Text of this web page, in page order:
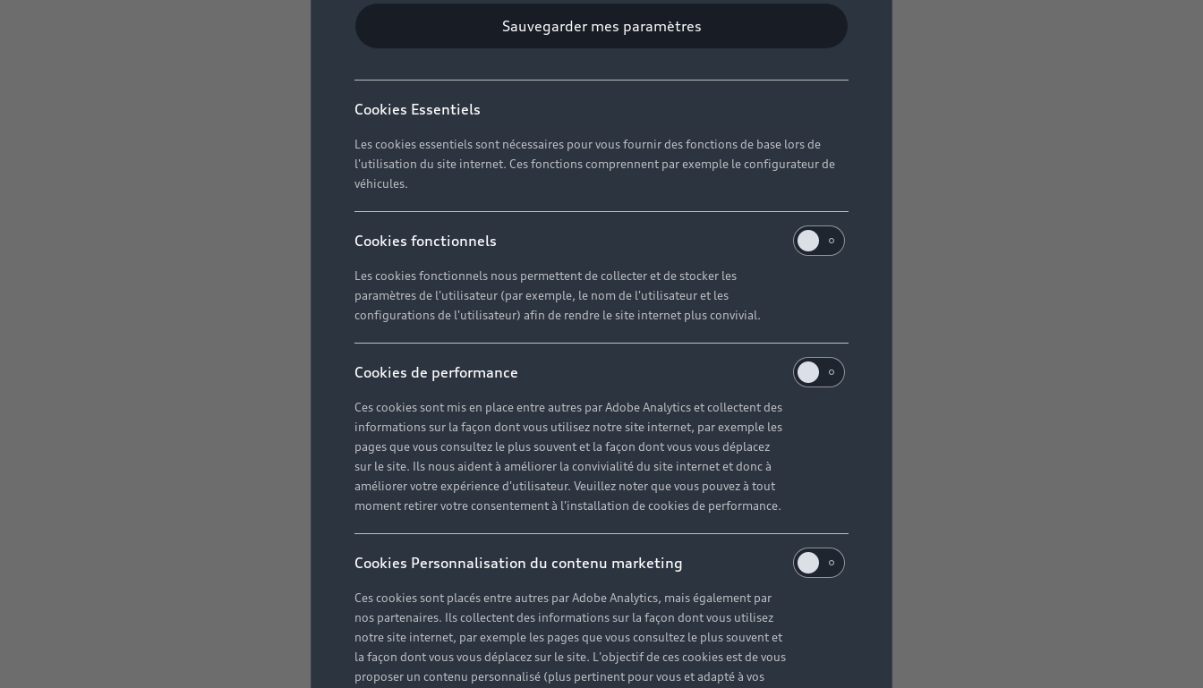
Sauvegarder mes paramètres
Cookies Essentiels
Les cookies essentiels sont nécessaires pour vous fournir des fonctions de base lors de
l'utilisation du site internet. Ces fonctions comprennent par exemple le configurateur de
véhicules.
Cookies fonctionnels
Les cookies fonctionnels nous permettent de collecter et de stocker les
paramètres de l'utilisateur (par exemple, le nom de l'utilisateur et les
configurations de l'utilisateur) afin de rendre le site internet plus convivial.
Cookies de performance
Ces cookies sont mis en place entre autres par Adobe Analytics et collectent des
informations sur la façon dont vous utilisez notre site internet, par exemple les
pages que vous consultez le plus souvent et la façon dont vous vous déplacez
sur le site. Ils nous aident à améliorer la convivialité du site internet et donc à
améliorer votre expérience d'utilisateur. Veuillez noter que vous pouvez à tout
moment retirer votre consentement à l'installation de cookies de performance.
Cookies Personnalisation du contenu marketing
Ces cookies sont placés entre autres par Adobe Analytics, mais également par
nos partenaires. Ils collectent des informations sur la façon dont vous utilisez
notre site internet, par exemple les pages que vous consultez le plus souvent et
la façon dont vous vous déplacez sur le site. L'objectif de ces cookies est de vous
proposer un contenu personnalisé (plus pertinent pour vous et adapté à vos